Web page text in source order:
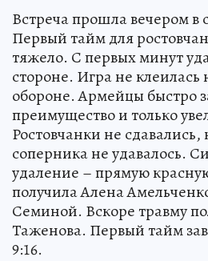
Встреча прошла вечером в
Первый тайм для
тяжело. С первых минут
стороне. Игра не клеилась
обороне. Армейцы быстро
преимущество и только
Ростовчанки не сдавались,
соперника не удавалось.
удаление – прямую
получила Алена
Семиной. Вскоре травму
Таженова. Первый тайм
9:16.